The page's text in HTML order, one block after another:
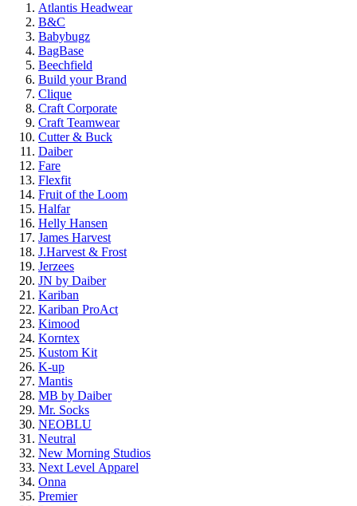
Atlantis Headwear
B&C
Babybugz
BagBase
Beechfield
Build your Brand
Clique
Craft Corporate
Craft Teamwear
Cutter & Buck
Daiber
Fare
Flexfit
Fruit of the Loom
Halfar
Helly Hansen
James Harvest
J.Harvest & Frost
Jerzees
JN by Daiber
Kariban
Kariban ProAct
Kimood
Korntex
Kustom Kit
K-up
Mantis
MB by Daiber
Mr. Socks
NEOBLU
Neutral
New Morning Studios
Next Level Apparel
Onna
Premier